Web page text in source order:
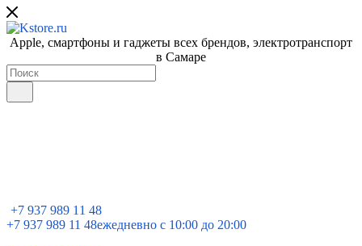
Apple, cмартфоны и гаджеты всех брендов, электротранспорт
в Самаре
+7 937 989 11 48
+7 937 989 11 48ежедневно с 10:00 до 20:00